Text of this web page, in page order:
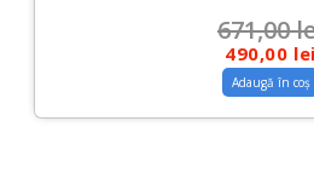
671,00
490,00 lei
Adaugă în coș